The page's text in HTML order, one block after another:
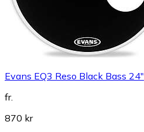
Evans EQ3 Reso Black Bass 24"
fr.
870 kr